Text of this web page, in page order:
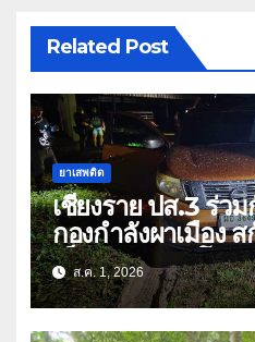
Related Post
ยาเสพติด
เชียงราย ปส.3 ร่ว
กองกำลังผาเมือง
เม็ด เครือข่าย โล่ง
ส.ค. 1, 2026